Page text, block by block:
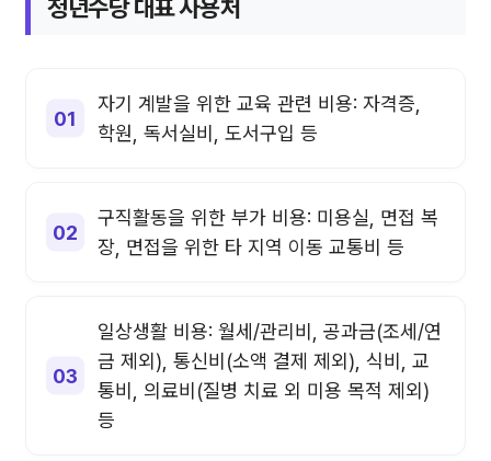
청년수당 대표 사용처
자기 계발을 위한 교육 관련 비용: 자격증,
학원, 독서실비, 도서구입 등
구직활동을 위한 부가 비용: 미용실, 면접 복
장, 면접을 위한 타 지역 이동 교통비 등
일상생활 비용: 월세/관리비, 공과금(조세/연
금 제외), 통신비(소액 결제 제외), 식비, 교
통비, 의료비(질병 치료 외 미용 목적 제외)
등